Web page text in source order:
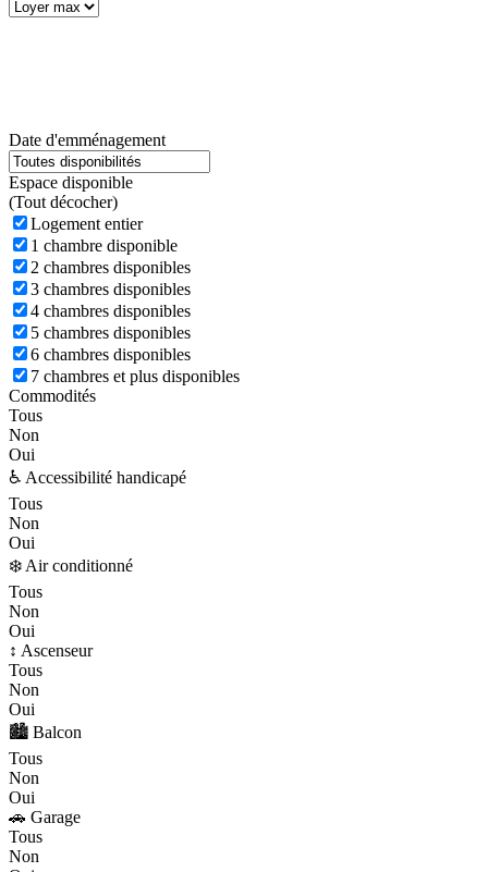
Date d'emménagement
Espace disponible
(Tout décocher)
Logement entier
1 chambre disponible
2 chambres disponibles
3 chambres disponibles
4 chambres disponibles
5 chambres disponibles
6 chambres disponibles
7 chambres et plus disponibles
Commodités
Tous
Non
Oui
♿ Accessibilité handicapé
Tous
Non
Oui
❄️ Air conditionné
Tous
Non
Oui
↕️ Ascenseur
Tous
Non
Oui
🏙️ Balcon
Tous
Non
Oui
🚗 Garage
Tous
Non